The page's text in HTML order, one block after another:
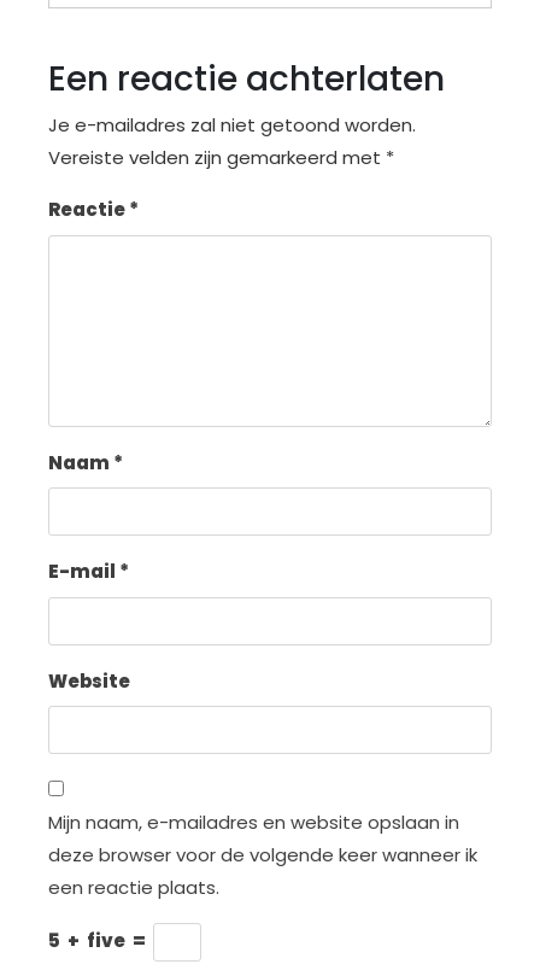
Een reactie achterlaten
Je e-mailadres zal niet getoond worden.
Vereiste velden zijn gemarkeerd met *
Reactie*
Naam *
E-mail *
Website
Mijn naam, e-mailadres en website opslaan in
deze browser voor de volgende keer wanneer ik
een reactie plaats.
5 + five =